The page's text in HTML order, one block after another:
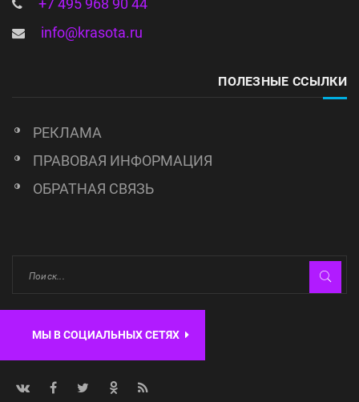
info@krasota.ru
ПОЛЕЗНЫЕ ССЫЛКИ
РЕКЛАМА
ПРАВОВАЯ ИНФОРМАЦИЯ
ОБРАТНАЯ СВЯЗЬ
МЫ В СОЦИАЛЬНЫХ СЕТЯХ